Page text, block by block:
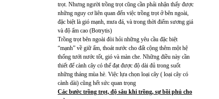
trọt. Nhưng người trồng trọt cũng cần phải nhận thấy được
những nguy cơ liên quan đến việc trồng trọt ở bên ngoài,
đặc biệt là gió mạnh, mưa đá, và trong thời điểm sương giá
và độ ẩm cao (Botrytis)
Trồng trọt bên ngoài đòi hỏi những yêu cầu đặc biệt
“mạnh” về giữ ẩm, thoát nước cho đất cộng thêm một hệ
thống tưới nước tốt, gió và màn che. Những điều này cần
thiết để cành cây có thể đạt được độ dài đủ trong suốt
những tháng mùa hè. Việc lựa chọn loại cây ( loại cây có
cành dài) cũng hết sức quan trọng
Các bước trồng trọt, độ sâu khi trồng, sự bồi phủ cho